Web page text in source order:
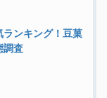
ンキング！豆菓
調査